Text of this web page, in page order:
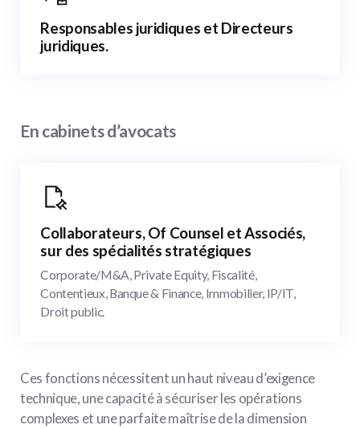
Responsables juridiques et Directeurs
juridiques.
En cabinets d’avocats
Collaborateurs, Of Counsel et Associés,
sur des spécialités stratégiques
Corporate/M&A, Private Equity, Fiscalité,
Contentieux, Banque & Finance, Immobilier, IP/IT,
Droit public.
Ces fonctions nécessitent un haut niveau d’exigence
technique, une capacité à sécuriser les opérations
complexes et une parfaite maîtrise de la dimension